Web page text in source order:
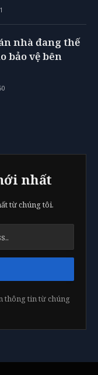
nhà đang thế
bảo vệ bên
nhất
từ chúng tôi.
thông tin từ chúng